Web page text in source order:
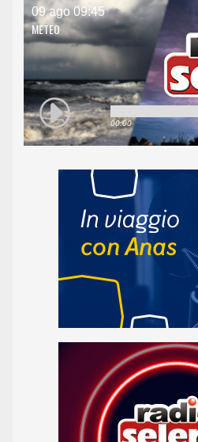
09 ago 09:45
METEO
00:00